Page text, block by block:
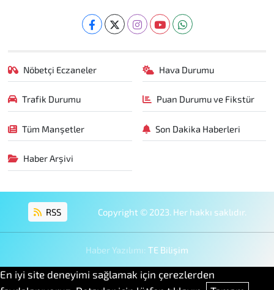
Nöbetçi Eczaneler Hava Durumu
Trafik Durumu Puan Durumu ve Fikstür
Tüm Manşetler Son Dakika Haberleri
Haber Arşivi
RSS Copyright © 2023. Her hakkı saklıdır.
Haber Yazılımı: TE Bilişim
En iyi site deneyimi sağlamak için çerezlerden